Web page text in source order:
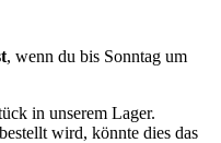
, wenn du bis Sonntag um
in unserem Lager.
wird, könnte dies das